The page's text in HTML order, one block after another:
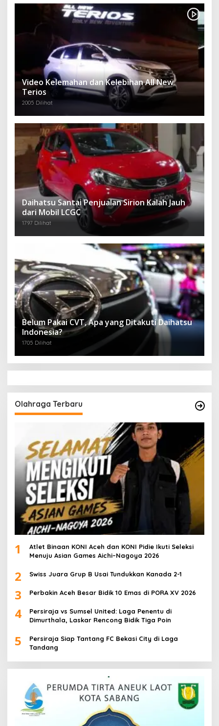
Video Kelemahan dan Kelebihan All New
Terios
2005 Dilihat
Daihatsu Santai Penjualan Sirion Kalah Jauh
dari Mobil LCGC
1797 Dilihat
Belum Pakai CVT, Apa yang Ditakuti Daihatsu
Indonesia?
1705 Dilihat
Olahraga Terbaru
1
Atlet Binaan KONI Aceh dan KONI Pidie Ikuti Seleksi
Menuju Asian Games Aichi–Nagoya 2026
2 Swiss Juara Grup B Usai Tundukkan Kanada 2-1
3 Perbakin Aceh Besar Bidik 10 Emas di PORA XV 2026
4
Persiraja vs Sumsel United: Laga Penentu di
Dimurthala, Laskar Rencong Bidik Tiga Poin
5
Persiraja Siap Tantang FC Bekasi City di Laga
Tandang